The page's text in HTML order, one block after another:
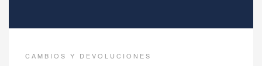
CAMBIOS Y DEVOLUCIONES